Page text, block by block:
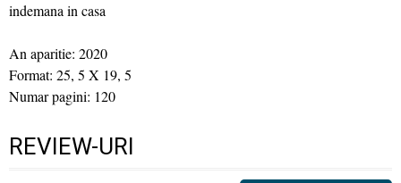
indemana in casa
An aparitie: 2020
Format: 25, 5 X 19, 5
Numar pagini: 120
REVIEW-URI